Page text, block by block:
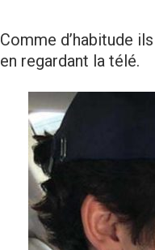
Comme d’habitude
en regardant la télé.